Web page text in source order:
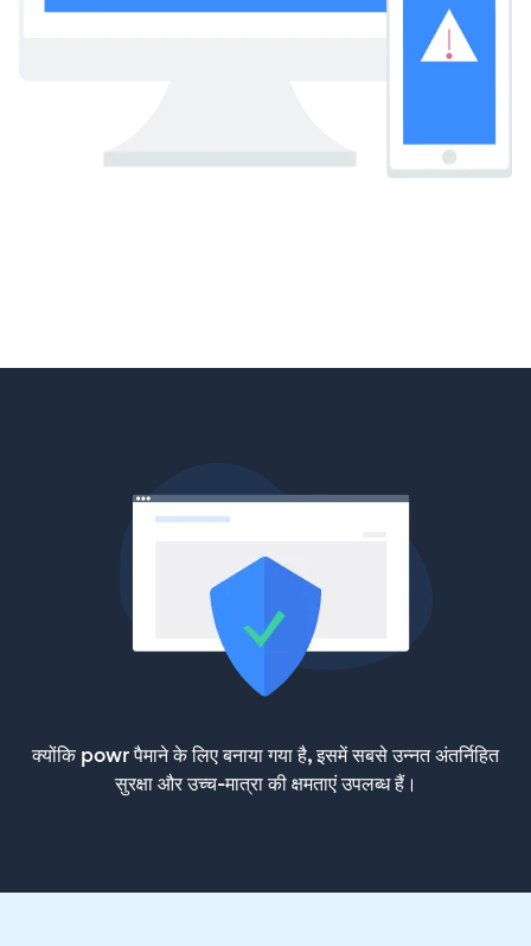
क्योंकि powr पैमाने के लिए बनाया गया है, इसमें सबसे उन्नत अंतर्निहित
सुरक्षा और उच्च-मात्रा की क्षमताएं उपलब्ध हैं।